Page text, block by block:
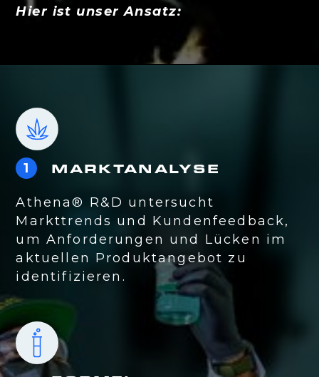
Hier ist unser Ansatz:
1 MARKTANALYSE
Athena® R&D untersucht
Markttrends und Kundenfeedback,
um Anforderungen und Lücken im
aktuellen Produktangebot zu
identifizieren.